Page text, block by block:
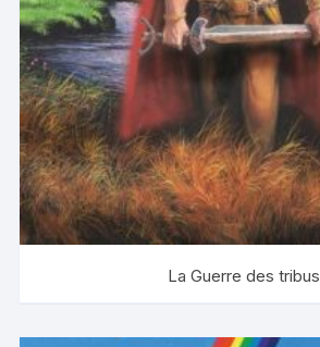
La Guerre des tribus